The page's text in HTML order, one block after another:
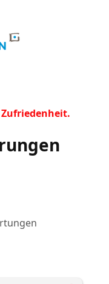
Zufriedenheit.